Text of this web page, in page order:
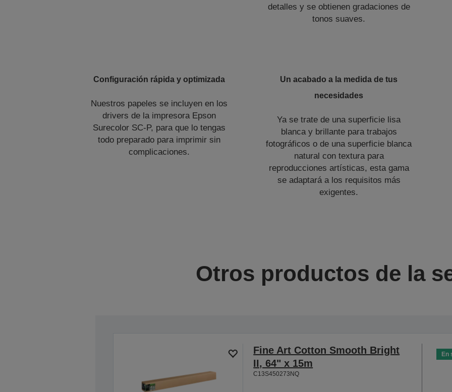
detalles y se obtienen gradaciones de
tonos suaves.
Configuración rápida y optimizada
Nuestros papeles se incluyen en los
drivers de la impresora Epson
Surecolor SC-P, para que lo tengas
todo preparado para imprimir sin
complicaciones.
Un acabado a la medida de tus
necesidades
Ya se trate de una superficie lisa
blanca y brillante para trabajos
fotográficos o de una superficie blanca
natural con textura para
reproducciones artísticas, esta gama
se adaptará a los requisitos más
exigentes.
Otros productos de la
Fine Art Cotton Smooth Bright
II, 64" x 15m
C13S450273NQ
En